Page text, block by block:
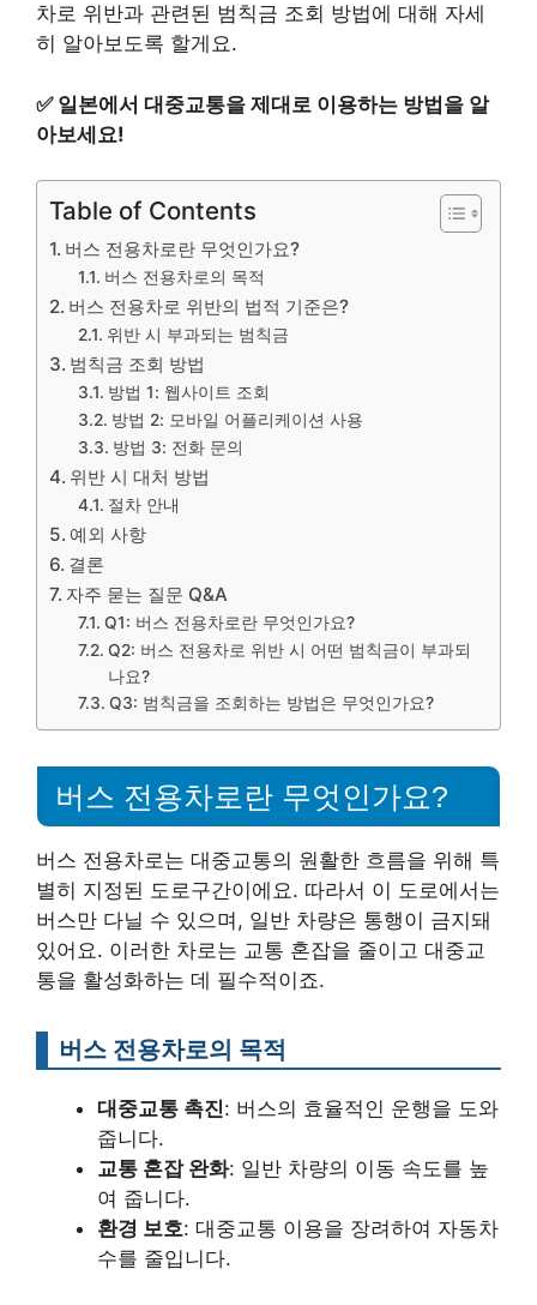
차로 위반과 관련된 범칙금 조회 방법에 대해 자세
히 알아보도록 할게요.
✅ 일본에서 대중교통을 제대로 이용하는 방법을 알
아보세요!
Table of Contents
버스 전용차로란 무엇인가요?
버스 전용차로의 목적
버스 전용차로 위반의 법적 기준은?
위반 시 부과되는 범칙금
범칙금 조회 방법
방법 1: 웹사이트 조회
방법 2: 모바일 어플리케이션 사용
방법 3: 전화 문의
위반 시 대처 방법
절차 안내
예외 사항
결론
자주 묻는 질문 Q&A
Q1: 버스 전용차로란 무엇인가요?
Q2: 버스 전용차로 위반 시 어떤 범칙금이 부과되
나요?
Q3: 범칙금을 조회하는 방법은 무엇인가요?
버스 전용차로란 무엇인가요?
버스 전용차로는 대중교통의 원활한 흐름을 위해 특
별히 지정된 도로구간이에요. 따라서 이 도로에서는
버스만 다닐 수 있으며, 일반 차량은 통행이 금지돼
있어요. 이러한 차로는 교통 혼잡을 줄이고 대중교
통을 활성화하는 데 필수적이죠.
버스 전용차로의 목적
대중교통 촉진: 버스의 효율적인 운행을 도와
줍니다.
교통 혼잡 완화: 일반 차량의 이동 속도를 높
여 줍니다.
환경 보호: 대중교통 이용을 장려하여 자동차
수를 줄입니다.